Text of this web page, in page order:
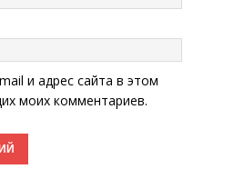
и адрес сайта в этом
моих комментариев.